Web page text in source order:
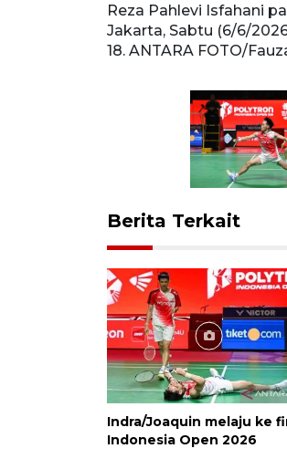
Reza Pahlevi Isfahani
Jakarta, Sabtu (6/6/
18. ANTARA FOTO/
Berita Terkait
Indra/Joaquin melaju ke
Indonesia Open 2026